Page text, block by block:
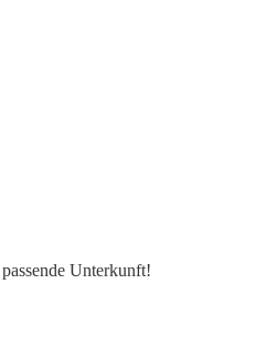
Unterkunft!